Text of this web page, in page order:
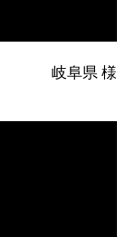
岐阜県 様